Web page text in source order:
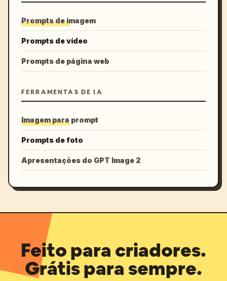
Prompts de imagem
Prompts de vídeo
Prompts de página web
FERRAMENTAS DE IA
Imagem para prompt
Prompts de foto
Apresentações do GPT Image 2
Feito para criadores.
Grátis para sempre.